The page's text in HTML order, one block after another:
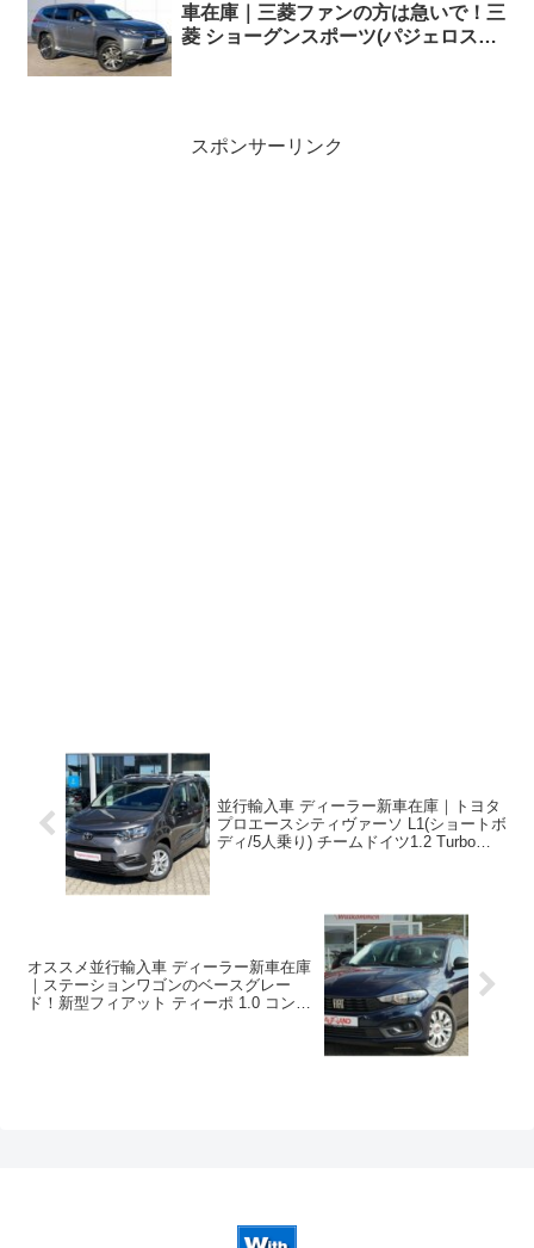
車在庫｜三菱ファンの方は急いで！三
菱 ショーグンスポーツ(パジェロスポ
スポンサーリンク
並行輸入車 ディーラー新車在庫｜トヨタ
プロエースシティヴァーソ L1(ショートボ
ディ/5人乗り) チームドイツ1.2 Turbo
オススメ並行輸入車 ディーラー新車在庫
｜ステーションワゴンのベースグレー
ド！新型フィアット ティーポ 1.0 コンビ